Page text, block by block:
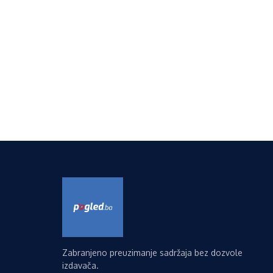
Zabranjeno preuzimanje sadržaja bez dozvole
izdavača.